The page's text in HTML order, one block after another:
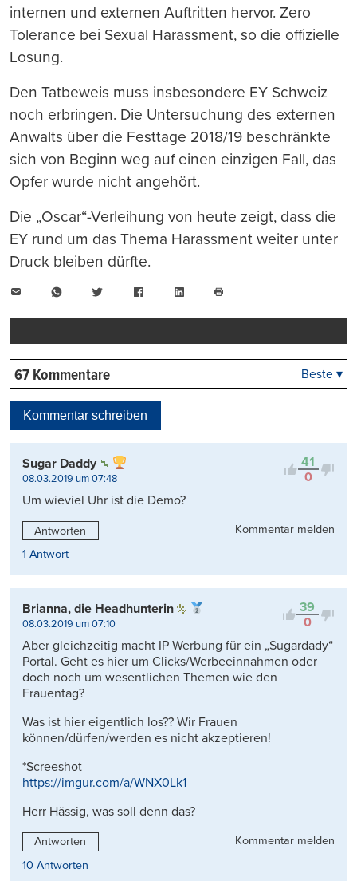
internen und externen Auftritten hervor. Zero
Tolerance bei Sexual Harassment, so die offizielle
Losung.
Den Tatbeweis muss insbesondere EY Schweiz
noch erbringen. Die Untersuchung des externen
Anwalts über die Festtage 2018/19 beschränkte
sich von Beginn weg auf einen einzigen Fall, das
Opfer wurde nicht angehört.
Die „Oscar“-Verleihung von heute zeigt, dass die
EY rund um das Thema Harassment weiter unter
Druck bleiben dürfte.
WhatsAppTwitter FacebookLinkedIn
drucken
67 Kommentare
Kontrovers
Beste ▾
Kommentar schreiben
41
0
Sugar Daddy
08.03.2019 um 07:48
Um wieviel Uhr ist die Demo?
Antworten
Kommentar melden
1 Antwort
39
0
Brianna, die Headhunterin
08.03.2019 um 07:10
Aber gleichzeitig macht IP Werbung für ein „Sugardady“
Portal. Geht es hier um Clicks/Werbeeinnahmen oder
doch noch um wesentlichen Themen wie den
Frauentag?
Was ist hier eigentlich los?? Wir Frauen
können/dürfen/werden es nicht akzeptieren!
*Screeshot
https://imgur.com/a/WNX0Lk1
Herr Hässig, was soll denn das?
Antworten
Kommentar melden
10 Antworten